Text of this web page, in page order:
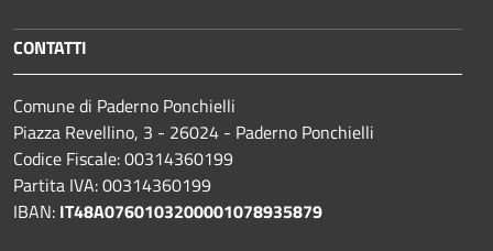
CONTATTI
Comune di Paderno Ponchielli
Piazza Revellino, 3 - 26024 - Paderno Ponchielli
Codice Fiscale: 00314360199
Partita IVA: 00314360199
IBAN: IT48A0760103200001078935879